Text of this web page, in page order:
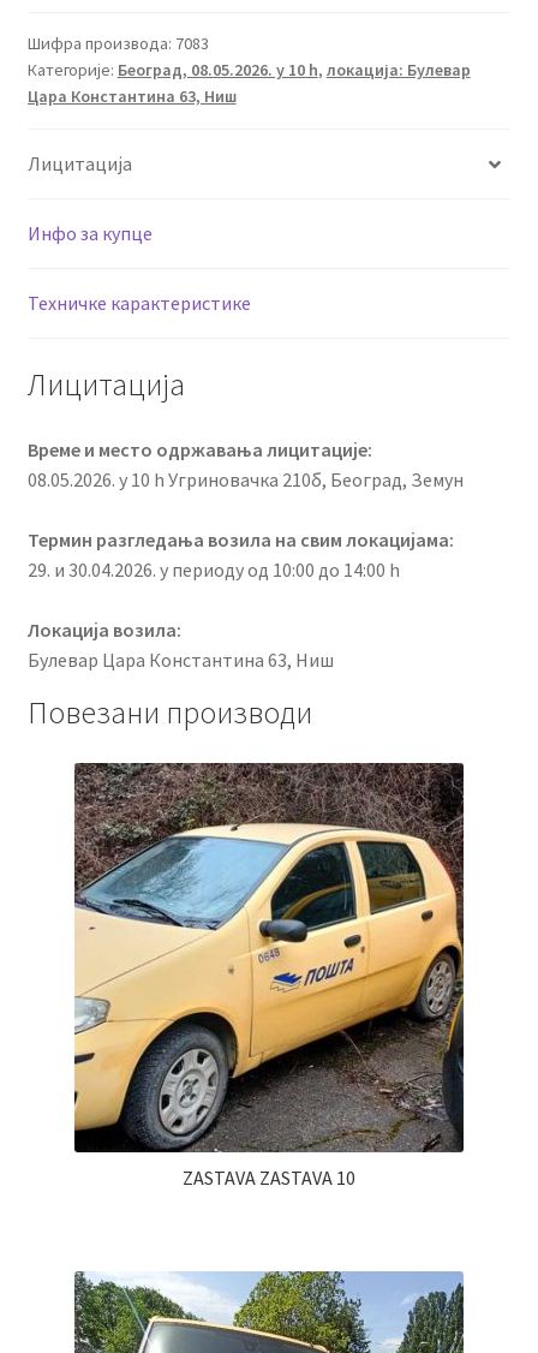
Шифра производа: 7083
Категорије: Београд, 08.05.2026. у 10 h, локација: Булевар
Цара Константина 63, Ниш
Лицитација
Инфо за купце
Техничке карактеристике
Лицитација
Време и место одржавања лицитације:
08.05.2026. у 10 h Угриновачка 210б, Београд, Земун
Термин разгледања возила на свим локацијама:
29. и 30.04.2026. у периоду од 10:00 до 14:00 h
Локација возила:
Булевар Цара Константина 63, Ниш
Повезани производи
ZASTAVA ZASTAVA 10